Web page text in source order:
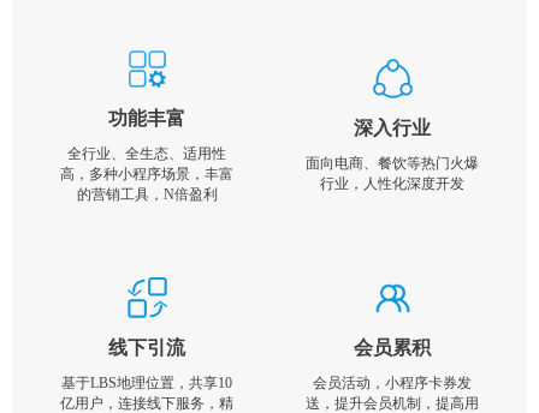
功能丰富
全行业、全生态、适用性
高，多种小程序场景，丰富
的营销工具，N倍盈利
深入行业
面向电商、餐饮等热门火爆
行业，人性化深度开发
线下引流
基于LBS地理位置，共享10
亿用户，连接线下服务，精
会员累积
会员活动，小程序卡券发
送，提升会员机制，提高用